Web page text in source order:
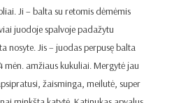
Ji – balta su retomis dėmėmis
juodoje spalvoje padažytu
nosyte. Jis – juodas perpusę balta
mėn. amžiaus kukuliai. Mergytė jau
žaisminga, meilutė, super